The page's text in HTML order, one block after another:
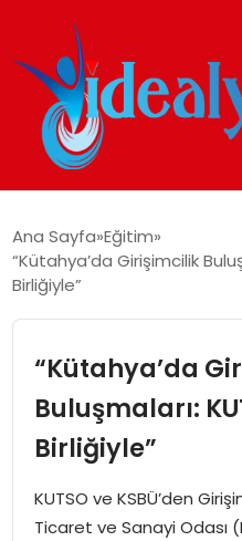
GÜNDEM
İDEAL YAŞAM
İDEAL SPOR
YAŞAM
Ana Sayfa Eğitim
“Kütahya’da Girişimcilik
Birliğiyle”
“Kütahya’da
Buluşmaları:
Birliğiyle”
KUTSO ve KSBÜ’den
Ticaret ve Sanayi Odası